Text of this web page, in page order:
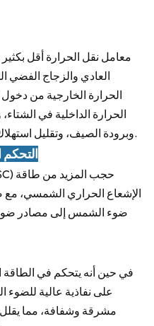
معامل نقل الحرارة أقل
العادي والزجاج الفضي
الحرارة الخارجية من
الحرارة الداخلية في
وبرودة الصيف، وتقليل استهلاك الطاقة في تكييف الهواء والتدفئة.
2.
الإشعاع الحراري الشمسي، مع
ضوء الشمس إلى مصادر ضوء
في حين أنه يتحكم في
على نفاذية عالية للضوء
مشرقة وشفافة، مما يقلل